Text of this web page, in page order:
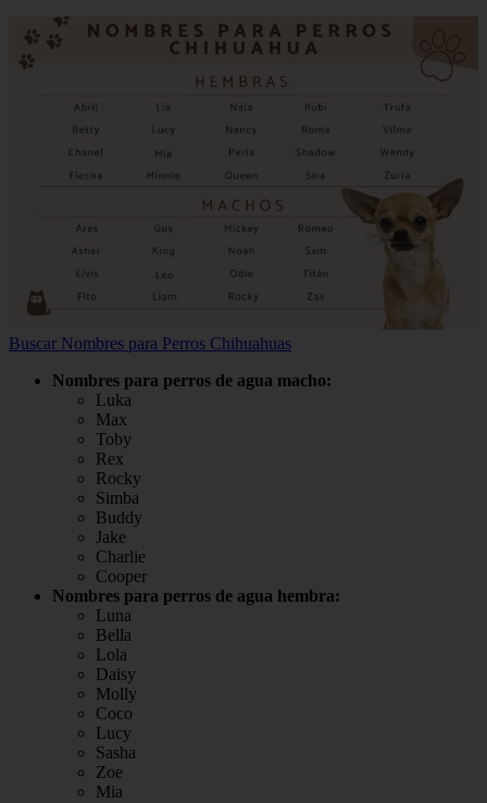
Buscar Nombres para Perros Chihuahuas
Nombres para perros de agua macho:
Luka
Max
Toby
Rex
Rocky
Simba
Buddy
Jake
Charlie
Cooper
Nombres para perros de agua hembra:
Luna
Bella
Lola
Daisy
Molly
Coco
Lucy
Sasha
Zoe
Mia